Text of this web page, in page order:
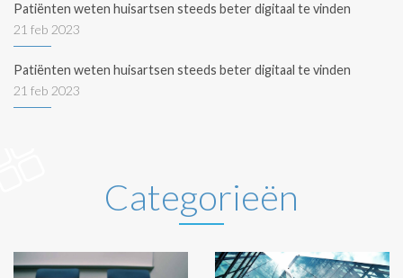
Patiënten weten huisartsen steeds beter digitaal te vinden
21 feb 2023
Patiënten weten huisartsen steeds beter digitaal te vinden
21 feb 2023
Categorieën